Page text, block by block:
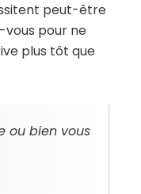
peut-être
vous pour ne
plus tôt que
ou bien vous